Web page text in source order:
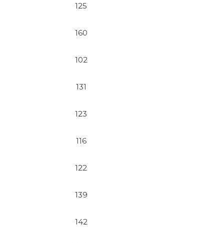
125
160
102
131
123
116
122
139
142